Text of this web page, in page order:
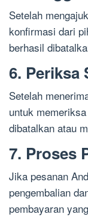
Setelah
konfirmasi dari
berhasil
6. Periksa
Setelah
untuk
dibatalkan atau
7. Proses
Jika pesanan
pengembalian
pembayaran